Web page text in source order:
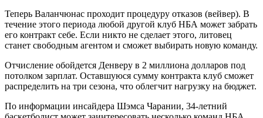
Теперь Валанчюнас проходит процедуру отказов (вейвер). В
течение этого периода любой другой клуб НБА может забрать
его контракт себе. Если никто не сделает этого, литовец
станет свободным агентом и сможет выбирать новую команду.
Отчисление обойдется Денверу в 2 миллиона долларов под
потолком зарплат. Оставшуюся сумму контракта клуб сможет
распределить на три сезона, что облегчит нагрузку на бюджет.
По информации инсайдера Шэмса Чарании, 34-летний